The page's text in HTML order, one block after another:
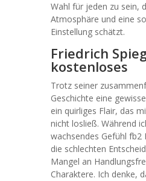
Wahl für jeden zu sein,
Atmosphäre und eine
Einstellung schätzt.
Friedrich
kostenloses
Trotz seiner
Geschichte eine
ein quirliges Flair, das
nicht losließ. Während
wachsendes Gefühl fb2
die schlechten
Mangel an
Charaktere. Ich denke,